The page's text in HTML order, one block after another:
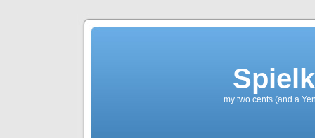
my two cents (and a